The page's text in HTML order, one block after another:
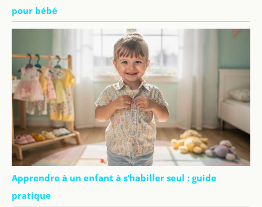
pour bébé
Apprendre à un enfant à s’habiller seul : guide
pratique